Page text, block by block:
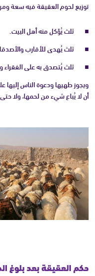
توزيع لحوم العقيقة فيه سعة
ثلث يُؤكل منه أهل البيت.
ثلث يُهدى للأقارب
ثلث يُتصدق به على الفقراء
ويجوز طهيها ودعوة الناس إليها
أن لا يُباع شيء من لحمها، ولا
حكم العقيقة بعد بلوغ